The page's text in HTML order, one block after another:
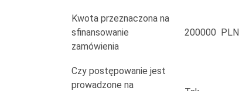
Kwota przeznaczona na
sfinansowanie
zamówienia
200000 PLN
Czy postępowanie jest
prowadzone na